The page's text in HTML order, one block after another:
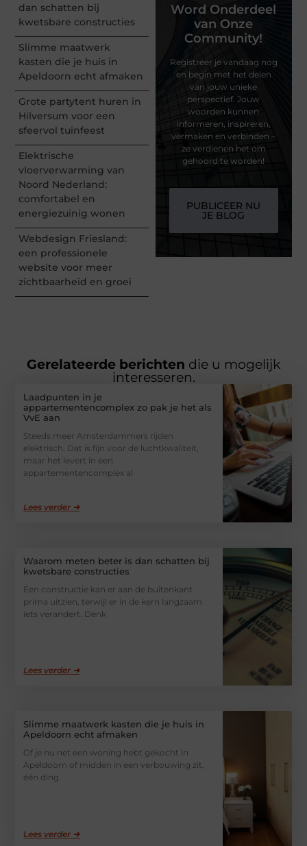
dan schatten bij
kwetsbare constructies
Slimme maatwerk
kasten die je huis in
Apeldoorn echt afmaken
Grote partytent huren in
Hilversum voor een
sfeervol tuinfeest
Elektrische
vloerverwarming van
Noord Nederland:
comfortabel en
energiezuinig wonen
Webdesign Friesland:
een professionele
website voor meer
zichtbaarheid en groei
Word Onderdeel
van Onze
Community!
Registreer je vandaag nog
en begin met het delen
van jouw unieke
perspectief. Jouw
woorden kunnen
informeren, inspireren,
vermaken en verbinden –
ze verdienen het om
gehoord te worden!
PUBLICEER NU
JE BLOG
Gerelateerde berichten die u mogelijk
interesseren.
Laadpunten in je
appartementencomplex zo pak je het als
VvE aan
Steeds meer Amsterdammers rijden
elektrisch. Dat is fijn voor de luchtkwaliteit,
maar het levert in een
appartementencomplex al
Lees verder ➜
Waarom meten beter is dan schatten bij
kwetsbare constructies
Een constructie kan er aan de buitenkant
prima uitzien, terwijl er in de kern langzaam
iets verandert. Denk
Lees verder ➜
Slimme maatwerk kasten die je huis in
Apeldoorn echt afmaken
Of je nu net een woning hebt gekocht in
Apeldoorn of midden in een verbouwing zit,
één ding
Lees verder ➜